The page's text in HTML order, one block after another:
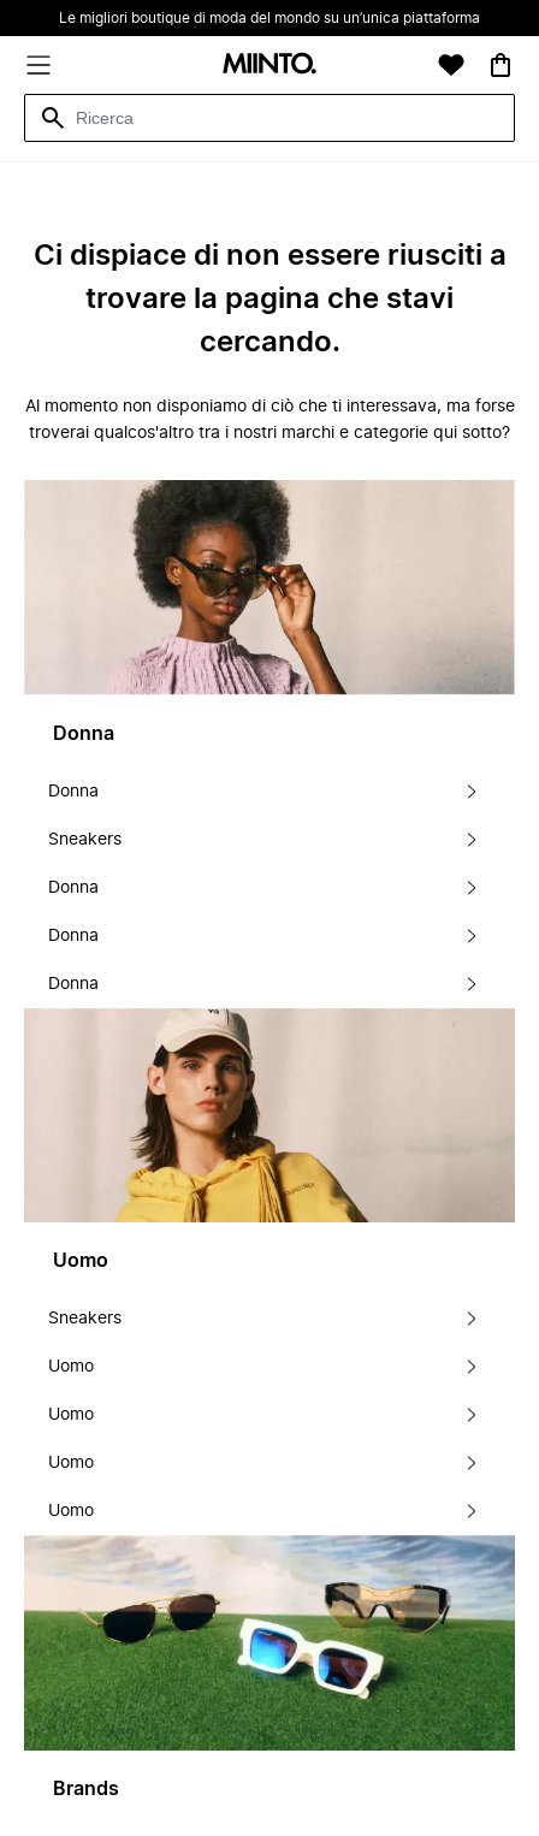
Le migliori boutique di moda del mondo su un’unica piattaforma
Ci dispiace di non essere riusciti a
trovare la pagina che stavi
cercando.
Al momento non disponiamo di ciò che ti interessava, ma forse
troverai qualcos'altro tra i nostri marchi e categorie qui sotto?
Donna
Donna
Sneakers
Donna
Donna
Donna
Uomo
Sneakers
Uomo
Uomo
Uomo
Uomo
Brands